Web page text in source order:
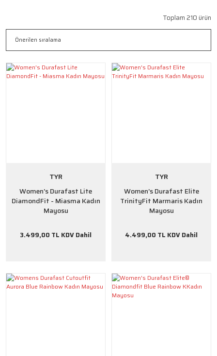
Toplam 210 ürün
TYR
Women's Durafast Lite
DiamondFit - Miasma Kadın
Mayosu
3.499,00 TL KDV Dahil
TYR
Women's Durafast Elite
TrinityFit Marmaris Kadın
Mayosu
4.499,00 TL KDV Dahil